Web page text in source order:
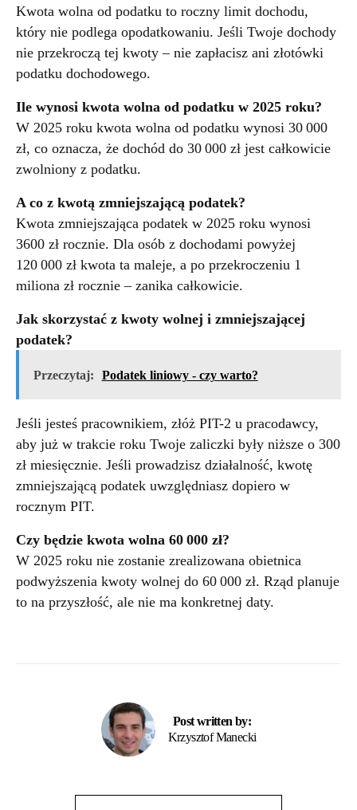
Kwota wolna od podatku to roczny limit dochodu,
który nie podlega opodatkowaniu. Jeśli Twoje dochody
nie przekroczą tej kwoty – nie zapłacisz ani złotówki
podatku dochodowego.
Ile wynosi kwota wolna od podatku w 2025 roku?
W 2025 roku kwota wolna od podatku wynosi 30 000
zł, co oznacza, że dochód do 30 000 zł jest całkowicie
zwolniony z podatku.
A co z kwotą zmniejszającą podatek?
Kwota zmniejszająca podatek w 2025 roku wynosi
3600 zł rocznie. Dla osób z dochodami powyżej
120 000 zł kwota ta maleje, a po przekroczeniu 1
miliona zł rocznie – zanika całkowicie.
Jak skorzystać z kwoty wolnej i zmniejszającej
podatek?
Przeczytaj: Podatek liniowy - czy warto?
Jeśli jesteś pracownikiem, złóż PIT-2 u pracodawcy,
aby już w trakcie roku Twoje zaliczki były niższe o 300
zł miesięcznie. Jeśli prowadzisz działalność, kwotę
zmniejszającą podatek uwzględniasz dopiero w
rocznym PIT.
Czy będzie kwota wolna 60 000 zł?
W 2025 roku nie zostanie zrealizowana obietnica
podwyższenia kwoty wolnej do 60 000 zł. Rząd planuje
to na przyszłość, ale nie ma konkretnej daty.
Post written by:
Krzysztof Manecki